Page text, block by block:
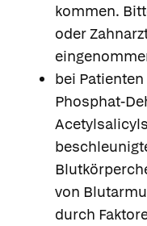
kommen.
oder
bei
Phosphat-
von
durch